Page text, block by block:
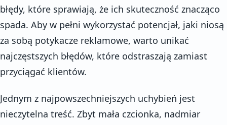
błędy, które sprawiają, że ich skuteczność znacząco
spada. Aby w pełni wykorzystać potencjał, jaki niosą
za sobą potykacze reklamowe, warto unikać
najczęstszych błędów, które odstraszają zamiast
przyciągać klientów.
Jednym z najpowszechniejszych uchybień jest
nieczytelna treść. Zbyt mała czcionka, nadmiar